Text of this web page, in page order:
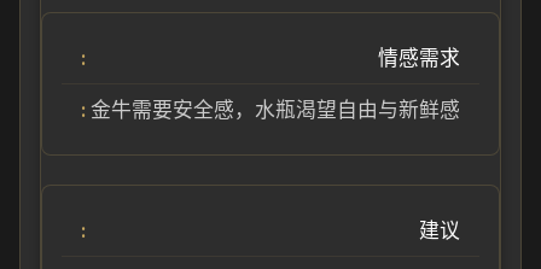
情感需求
金牛需要安全感，水瓶渴望自由与新鲜感
建议